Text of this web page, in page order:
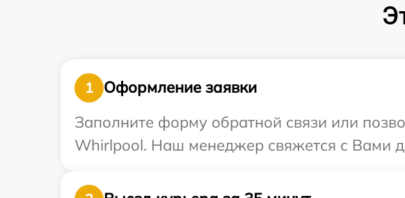
1
Оформление заявки
Заполните форму обратной связи или
Whirlpool. Наш менеджер свяжется с Вами